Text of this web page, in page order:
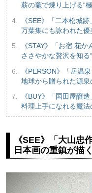
薪の竈で煉り上げる“
《SEE》「二本松城跡
万葉集にも詠われた
《STAY》「お宿 花か
ささやかな贅沢を知る
《PERSON》「岳温
地球から贈られた源泉
《BUY》「国田屋醸造
料理上手になれる魔
《SEE》「大山忠
日本画の重鎮が描